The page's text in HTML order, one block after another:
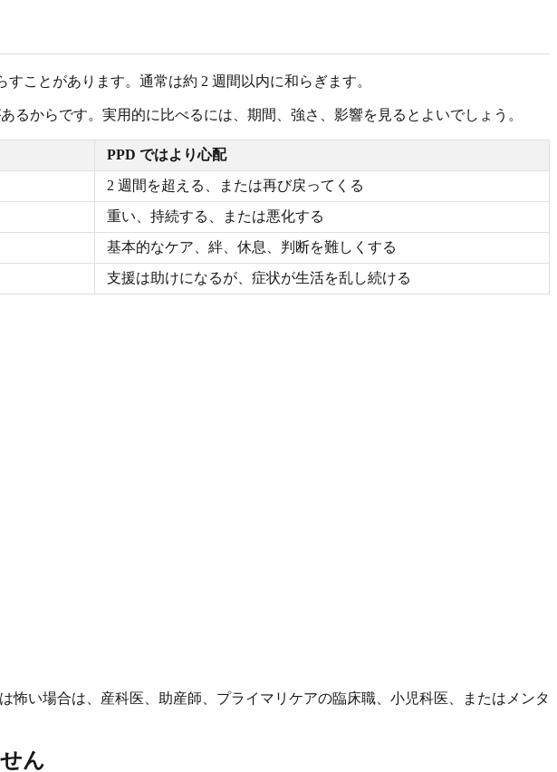
ことがあります。通常は約 2 週間以内に和らぎます。
からです。実用的に比べるには、期間、強さ、影響を見るとよいでしょう。
PPD ではより心配
2 週間を超える、または再び戻ってくる
重い、持続する、または悪化する
基本的なケア、絆、休息、判断を難しくする
支援は助けになるが、症状が生活を乱し続ける
い場合は、産科医、助産師、プライマリケアの臨床職、小児科医、またはメンタ
ん